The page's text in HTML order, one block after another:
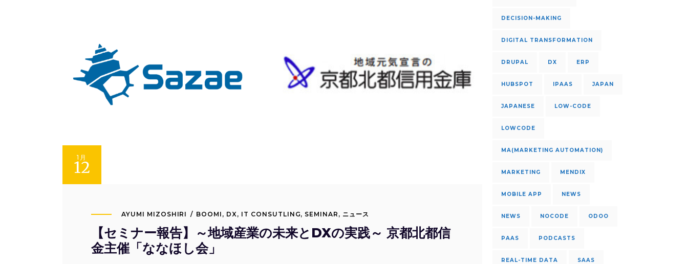
1月
12
AYUMI MIZOSHIRI BOOMI , DX , IT CONSUTLING, SEMINAR , ニュース
【セミナー報告】～地域産業の未来とDXの実践～ 京都北都信
金主催「ななほし会」
DECISION-MAKING
DIGITAL TRANSFORMATION
DRUPAL DX ERP
HUBSPOT IPAAS JAPAN
JAPANESE LOW-CODE
LOWCODE
MA(MARKETING AUTOMATION)
MARKETING MENDIX
MOBILE APP NEWS
NEWS NOCODE ODOO
PAAS PODCASTS
REAL-TIME DATA SAAS